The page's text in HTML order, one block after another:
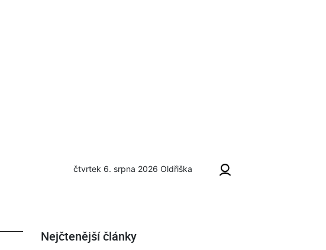
čtvrtek 6. srpna 2026 Oldřiška
Nejčtenější články